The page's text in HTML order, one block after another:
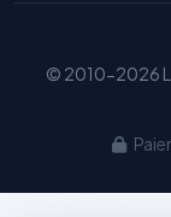
© 2010-2026